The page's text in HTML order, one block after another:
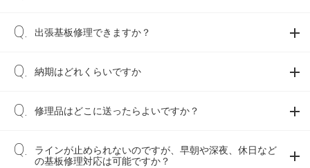
出張基板修理できますか？
納期はどれくらいですか
修理品はどこに送ったらよいですか？
ラインが止められないのですが、早朝や深夜、休日など
の基板修理対応は可能ですか？